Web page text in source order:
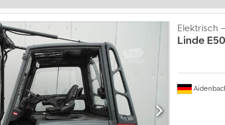
Elektrisch
Linde